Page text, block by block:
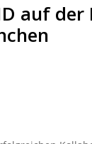
auf der